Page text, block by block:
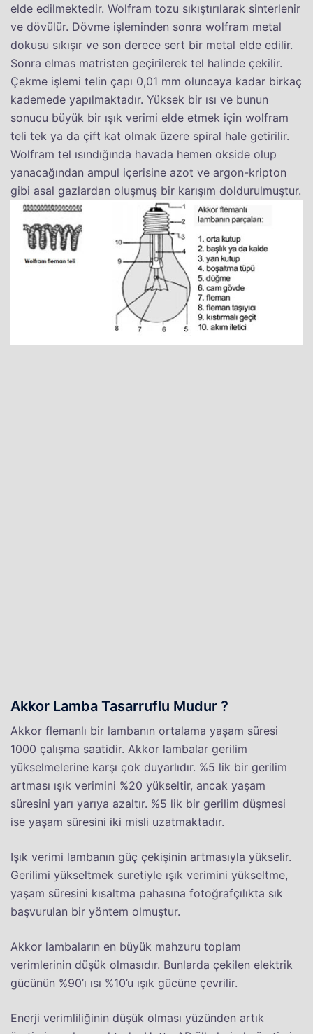
elde edilmektedir. Wolfram tozu sıkıştırılarak sinterlenir
ve dövülür. Dövme işleminden sonra wolfram metal
dokusu sıkışır ve son derece sert bir metal elde edilir.
Sonra elmas matristen geçirilerek tel halinde çekilir.
Çekme işlemi telin çapı 0,01 mm oluncaya kadar birkaç
kademede yapılmaktadır. Yüksek bir ısı ve bunun
sonucu büyük bir ışık verimi elde etmek için wolfram
teli tek ya da çift kat olmak üzere spiral hale getirilir.
Wolfram tel ısındığında havada hemen okside olup
yanacağından ampul içerisine azot ve argon-kripton
gibi asal gazlardan oluşmuş bir karışım doldurulmuştur.
Akkor Lamba Tasarruflu Mudur ?
Akkor flemanlı bir lambanın ortalama yaşam süresi
1000 çalışma saatidir. Akkor lambalar gerilim
yükselmelerine karşı çok duyarlıdır. %5 lik bir gerilim
artması ışık verimini %20 yükseltir, ancak yaşam
süresini yarı yarıya azaltır. %5 lik bir gerilim düşmesi
ise yaşam süresini iki misli uzatmaktadır.
Işık verimi lambanın güç çekişinin artmasıyla yükselir.
Gerilimi yükseltmek suretiyle ışık verimini yükseltme,
yaşam süresini kısaltma pahasına fotoğrafçılıkta sık
başvurulan bir yöntem olmuştur.
Akkor lambaların en büyük mahzuru toplam
verimlerinin düşük olmasıdır. Bunlarda çekilen elektrik
gücünün %90’ı ısı %10’u ışık gücüne çevrilir.
Enerji verimliliğinin düşük olması yüzünden artık